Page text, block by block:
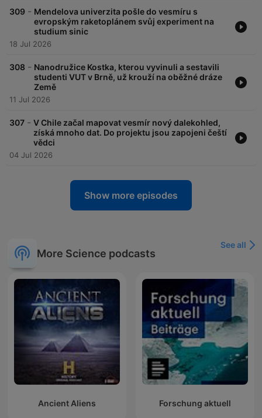
309 - Mendelova univerzita pošle do vesmíru s
evropským raketoplánem svůj experiment na
studium sinic
18 Jul 2026
308 - Nanodružice Kostka, kterou vyvinuli a sestavili
studenti VUT v Brně, už krouží na oběžné dráze
Země
11 Jul 2026
307 - V Chile začal mapovat vesmír nový dalekohled,
získá mnoho dat. Do projektu jsou zapojeni čeští
vědci
04 Jul 2026
Show more episodes
More Science podcasts
See all
Ancient Aliens Forschung aktuell